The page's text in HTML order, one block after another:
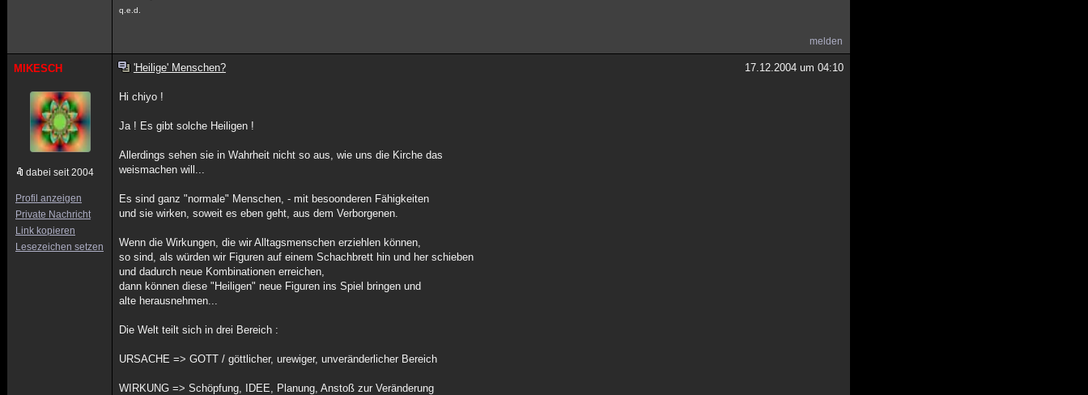
q.e.d.
melden
MIKESCH
dabei seit 2004
Profil anzeigen
Private Nachricht
Link kopieren
Lesezeichen setzen
'Heilige' Menschen? 17.12.2004 um 04:10
Hi chiyo !
Ja ! Es gibt solche Heiligen !
Allerdings sehen sie in Wahrheit nicht so aus, wie uns die Kirche das
weismachen will...
Es sind ganz "normale" Menschen, - mit besoonderen Fähigkeiten
und sie wirken, soweit es eben geht, aus dem Verborgenen.
Wenn die Wirkungen, die wir Alltagsmenschen erziehlen können,
so sind, als würden wir Figuren auf einem Schachbrett hin und her schieben
und dadurch neue Kombinationen erreichen,
dann können diese "Heiligen" neue Figuren ins Spiel bringen und
alte herausnehmen...
Die Welt teilt sich in drei Bereich :
URSACHE => GOTT / göttlicher, urewiger, unveränderlicher Bereich
WIRKUNG => Schöpfung, IDEE, Planung, Anstoß zur Veränderung